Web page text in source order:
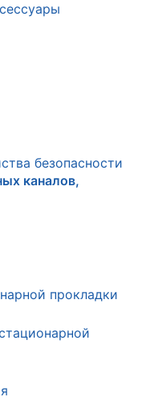
безопасности
каналов,
прокладки